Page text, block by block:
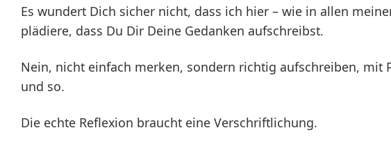
Es wundert Dich sicher nicht, dass ich hier – wie in allen
plädiere, dass Du Dir Deine Gedanken aufschreibst.
Nein, nicht einfach merken, sondern richtig aufschreiben, mit
und so.
Die echte Reflexion braucht eine Verschriftlichung.